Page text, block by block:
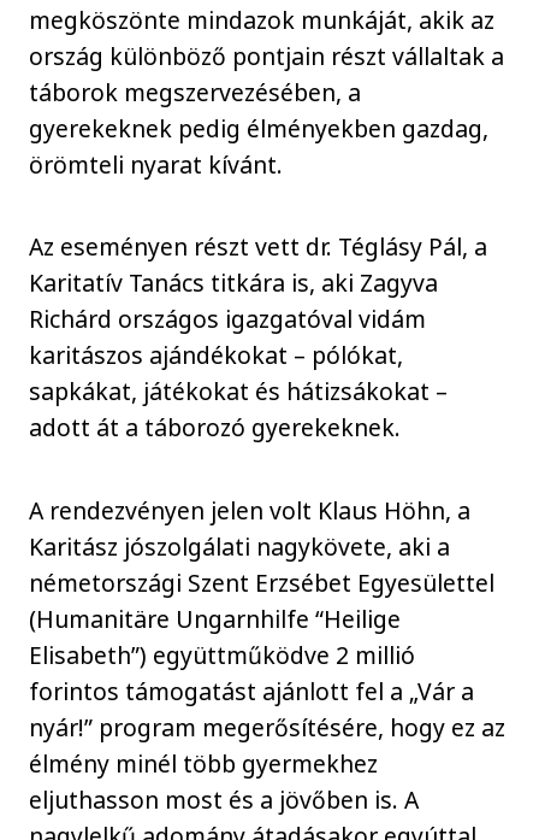
megköszönte mindazok munkáját, akik az
ország különböző pontjain részt vállaltak a
táborok megszervezésében, a
gyerekeknek pedig élményekben gazdag,
örömteli nyarat kívánt.
Az eseményen részt vett dr. Téglásy Pál, a
Karitatív Tanács titkára is, aki Zagyva
Richárd országos igazgatóval vidám
karitászos ajándékokat – pólókat,
sapkákat, játékokat és hátizsákokat –
adott át a táborozó gyerekeknek.
A rendezvényen jelen volt Klaus Höhn, a
Karitász jószolgálati nagykövete, aki a
németországi Szent Erzsébet Egyesülettel
(Humanitäre Ungarnhilfe “Heilige
Elisabeth”) együttműködve 2 millió
forintos támogatást ajánlott fel a „Vár a
nyár!” program megerősítésére, hogy ez az
élmény minél több gyermekhez
eljuthasson most és a jövőben is. A